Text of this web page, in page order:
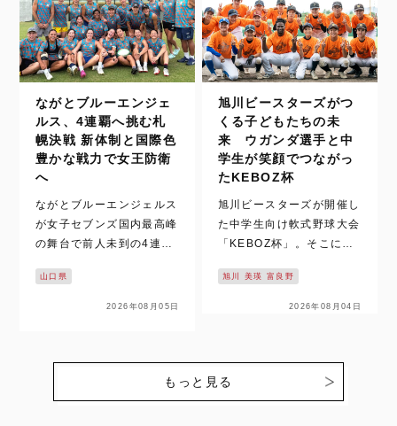
が高校卒…
ながとブルーエンジェ
ルス、4連覇へ挑む札
幌決戦 新体制と国際色
豊かな戦力で女王防衛
へ
ながとブルーエンジェルス
が女子セブンズ国内最高峰
の舞台で前人未到の4連覇
催されるグランドファイナ
ルを前に、王者の現在地と
連覇を懸け札幌グランドフ
ァイナルへ 8月9日（日…
山口県
2026年08月05日
旭川ビースターズがつ
くる子どもたちの未
来 ウガンダ選手と中
学生が笑顔でつながっ
たKEBOZ杯
旭川ビースターズが開催し
た中学生向け軟式野球大会
「KEBOZ杯」。そこには
あった。 ウガンダ出身選
手との交流、仲間との新た
する大人たちの思い。スポ
ーツが地域にもたらす力
を、旭…
旭川 美瑛 富良野
2026年08月04日
もっと見る